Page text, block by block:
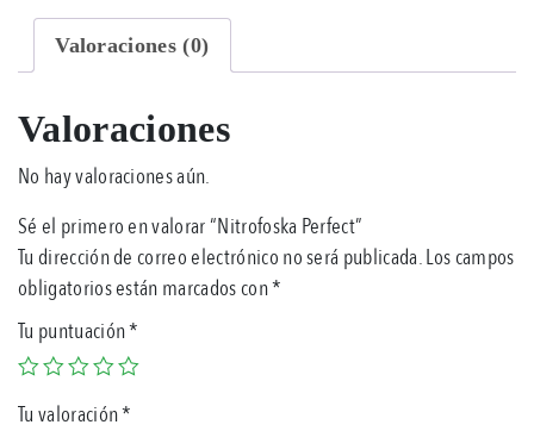
Valoraciones (0)
Valoraciones
No hay valoraciones aún.
Sé el primero en valorar “Nitrofoska Perfect”
Tu dirección de correo electrónico no será publicada.Los campos
obligatorios están marcados con*
Tu puntuación*
Tu valoración*